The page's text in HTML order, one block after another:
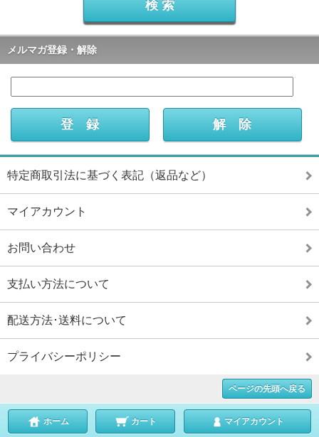
メルマガ登録・解除
特定商取引法に基づく表記（返品など）
マイアカウント
お問い合わせ
支払い方法について
配送方法･送料について
プライバシーポリシー
ページの先頭へ戻る
ホーム カート マイアカウント